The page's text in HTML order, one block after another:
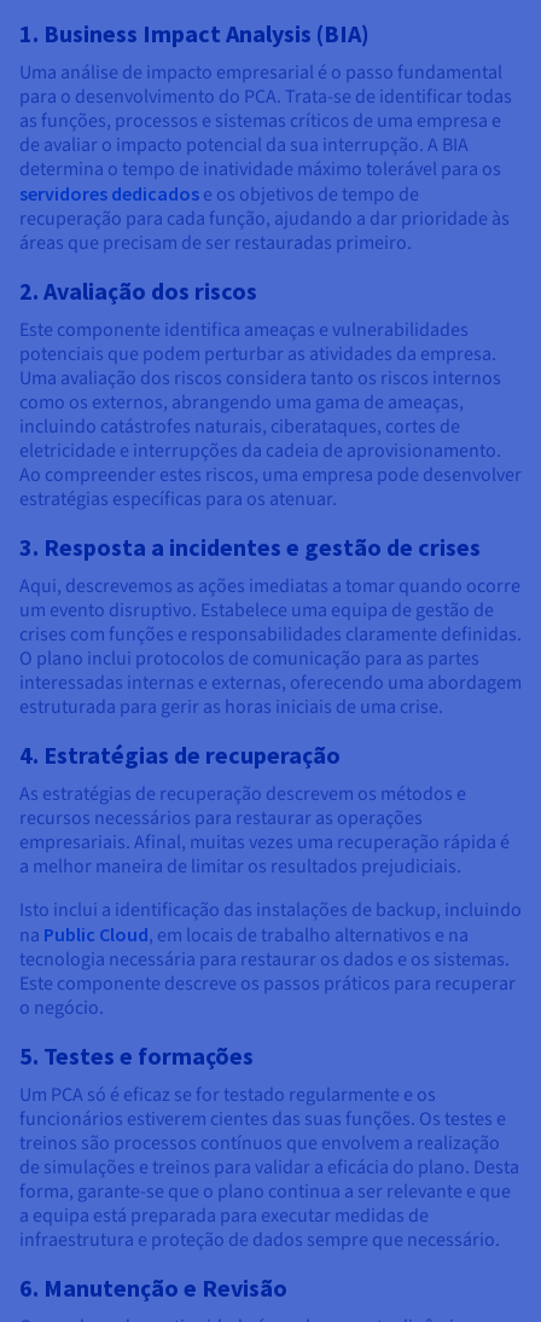
1. Business Impact Analysis (BIA)
Uma análise de impacto empresarial é o passo fundamental
para o desenvolvimento do PCA. Trata-se de identificar todas
as funções, processos e sistemas críticos de uma empresa e
de avaliar o impacto potencial da sua interrupção. A BIA
determina o tempo de inatividade máximo tolerável para os
servidores dedicados e os objetivos de tempo de
recuperação para cada função, ajudando a dar prioridade às
áreas que precisam de ser restauradas primeiro.
2. Avaliação dos riscos
Este componente identifica ameaças e vulnerabilidades
potenciais que podem perturbar as atividades da empresa.
Uma avaliação dos riscos considera tanto os riscos internos
como os externos, abrangendo uma gama de ameaças,
incluindo catástrofes naturais, ciberataques, cortes de
eletricidade e interrupções da cadeia de aprovisionamento.
Ao compreender estes riscos, uma empresa pode desenvolver
estratégias específicas para os atenuar.
3. Resposta a incidentes e gestão de crises
Aqui, descrevemos as ações imediatas a tomar quando ocorre
um evento disruptivo. Estabelece uma equipa de gestão de
crises com funções e responsabilidades claramente definidas.
O plano inclui protocolos de comunicação para as partes
interessadas internas e externas, oferecendo uma abordagem
estruturada para gerir as horas iniciais de uma crise.
4. Estratégias de recuperação
As estratégias de recuperação descrevem os métodos e
recursos necessários para restaurar as operações
empresariais. Afinal, muitas vezes uma recuperação rápida é
a melhor maneira de limitar os resultados prejudiciais.
Isto inclui a identificação das instalações de backup, incluindo
na Public Cloud, em locais de trabalho alternativos e na
tecnologia necessária para restaurar os dados e os sistemas.
Este componente descreve os passos práticos para recuperar
o negócio.
5. Testes e formações
Um PCA só é eficaz se for testado regularmente e os
funcionários estiverem cientes das suas funções. Os testes e
treinos são processos contínuos que envolvem a realização
de simulações e treinos para validar a eficácia do plano. Desta
forma, garante-se que o plano continua a ser relevante e que
a equipa está preparada para executar medidas de
infraestrutura e proteção de dados sempre que necessário.
6. Manutenção e Revisão